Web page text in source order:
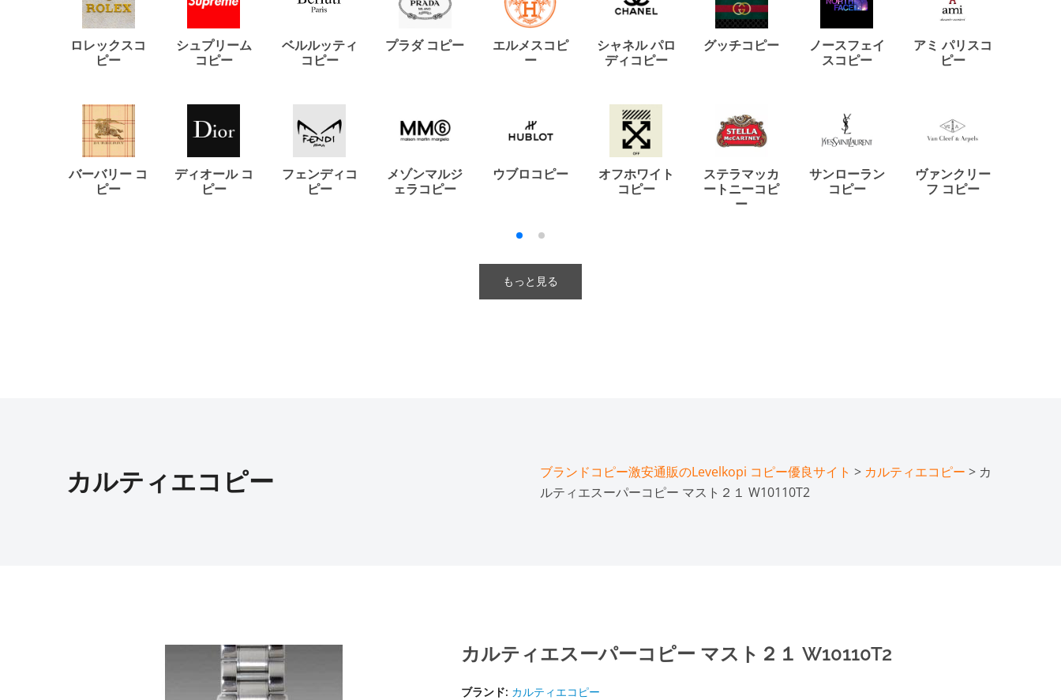
ロレックスコ
ピー
シュプリーム
コピー
ベルルッティ
コピー
プラダ コピー
エルメスコピ
ー
シャネル パロ
ディコピー
グッチコピー
ノースフェイ
スコピー
アミ パリスコ
ピー
バーバリー コ
ピー
ディオール コ
ピー
フェンディコ
ピー
メゾンマルジ
ェラコピー
ウブロコピー
オフホワイト
コピー
ステラマッカ
ートニーコピ
ー
サンローラン
コピー
ヴァンクリー
フ コピー
もっと見る
カルティエコピー ブランドコピー激安通販のLevelkopi コピー優良サイト > カルティエコピー > カ
ルティエスーパーコピー マスト２１ W10110T2
カルティエスーパーコピー マスト２１ W10110T2
ブランド: カルティエコピー